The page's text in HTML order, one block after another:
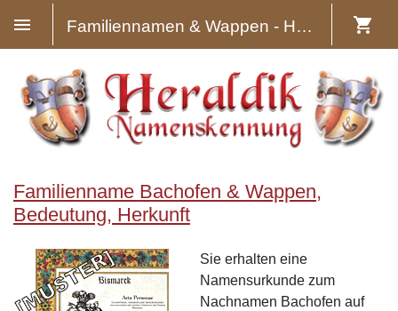
Familiennamen & Wappen - Heraldik
Familienname Bachofen & Wappen,
Bedeutung, Herkunft
Sie erhalten eine
Namensurkunde zum
Nachnamen Bachofen auf